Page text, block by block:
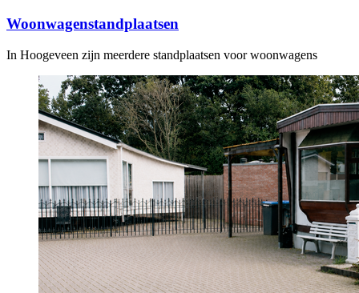
Woonwagenstandplaatsen
In Hoogeveen zijn meerdere standplaatsen voor woonwagens